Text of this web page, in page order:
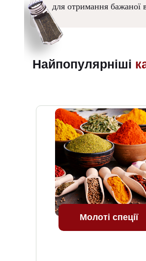
для отримання бажаної
Найпопулярніші
Молоті спеції